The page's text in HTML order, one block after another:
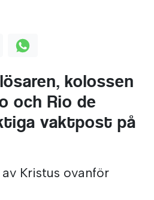
kolossen
och Rio de
vaktpost på
Kristus ovanför